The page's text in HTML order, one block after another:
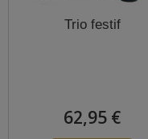
Trio festif
62,95 €